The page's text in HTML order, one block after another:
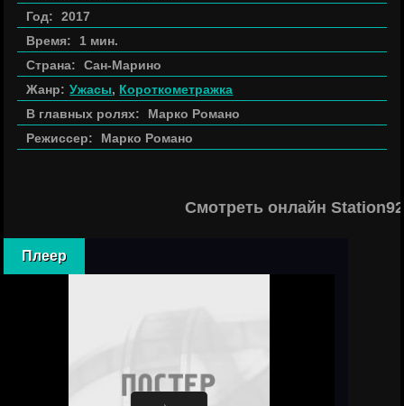
Год:
2017
Время:
1 мин.
Страна:
Сан-Марино
Жанр: Ужасы, Короткометражка
В главных ролях:
Марко Романо
Режиссер:
Марко Романо
Смотреть онлайн
Плеер